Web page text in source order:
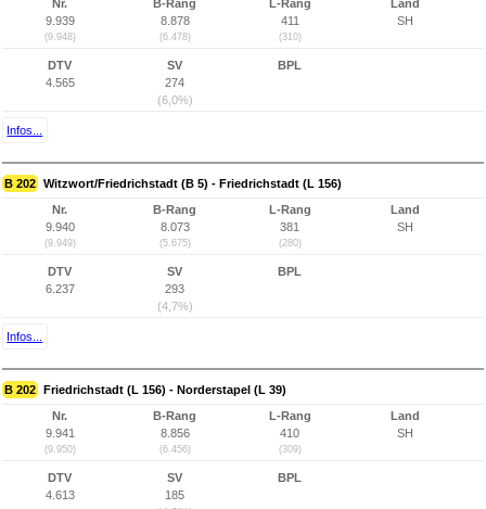
Nr.
9.939
(9.948)
B-Rang
8.878
(6.478)
L-Rang
411
(310)
Land
SH
DTV
4.565
SV
274
(6,0%)
BPL
Infos...
B 202 Witzwort/Friedrichstadt (B 5) - Friedrichstadt (L 156)
Nr.
9.940
(9.949)
B-Rang
8.073
(5.675)
L-Rang
381
(280)
Land
SH
DTV
6.237
SV
293
(4,7%)
BPL
Infos...
B 202 Friedrichstadt (L 156) - Norderstapel (L 39)
Nr.
9.941
(9.950)
B-Rang
8.856
(6.456)
L-Rang
410
(309)
Land
SH
DTV
4.613
SV
185
BPL